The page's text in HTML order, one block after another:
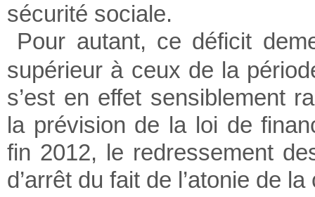
sécurité sociale.
Pour autant, ce déficit
supérieur à ceux de la
s’est en effet sensiblement
la prévision de la loi de
fin 2012, le redressement
d’arrêt du fait de l’atonie de